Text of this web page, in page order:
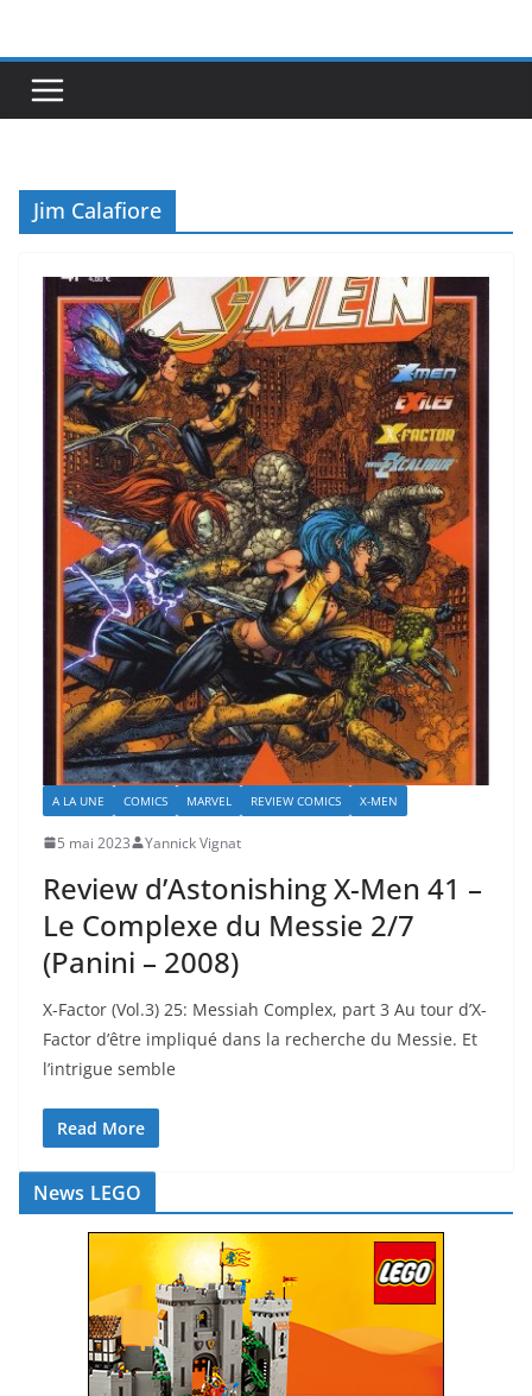
contenu
Jim Calafiore
A LA UNE COMICS MARVEL REVIEW COMICS X-MEN
5 mai 2023 Yannick Vignat
Review d’Astonishing X-Men 41 –
Le Complexe du Messie 2/7
(Panini – 2008)
X-Factor (Vol.3) 25: Messiah Complex, part 3 Au tour d’X-
Factor d’être impliqué dans la recherche du Messie. Et
l’intrigue semble
Read More
News LEGO